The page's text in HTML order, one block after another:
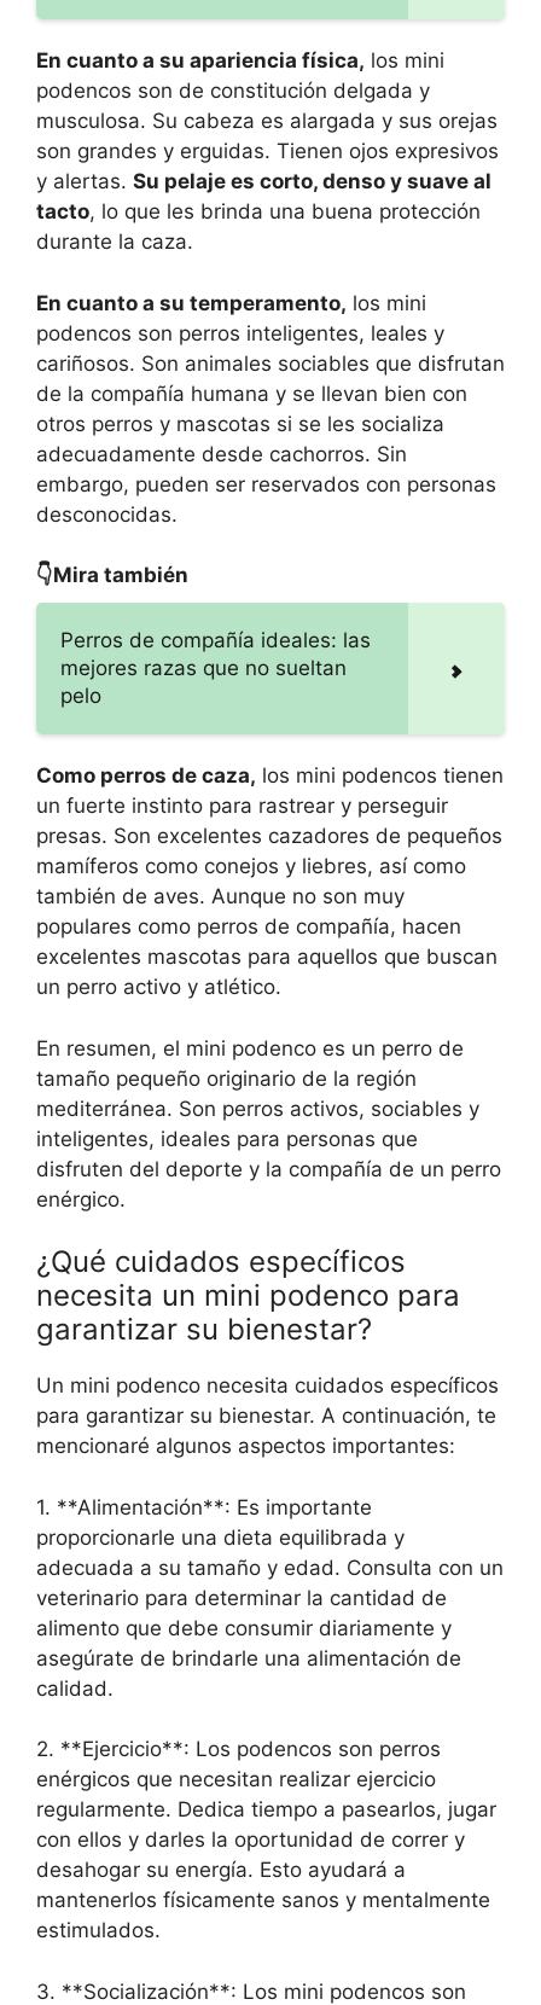
En cuanto a su apariencia física, los mini
podencos son de constitución delgada y
musculosa. Su cabeza es alargada y sus orejas
son grandes y erguidas. Tienen ojos expresivos
y alertas. Su pelaje es corto, denso y suave al
tacto, lo que les brinda una buena protección
durante la caza.
En cuanto a su temperamento, los mini
podencos son perros inteligentes, leales y
cariñosos. Son animales sociables que disfrutan
de la compañía humana y se llevan bien con
otros perros y mascotas si se les socializa
adecuadamente desde cachorros. Sin
embargo, pueden ser reservados con personas
desconocidas.
👇Mira también
Perros de compañía ideales: las
mejores razas que no sueltan
pelo
Como perros de caza, los mini podencos tienen
un fuerte instinto para rastrear y perseguir
presas. Son excelentes cazadores de pequeños
mamíferos como conejos y liebres, así como
también de aves. Aunque no son muy
populares como perros de compañía, hacen
excelentes mascotas para aquellos que buscan
un perro activo y atlético.
En resumen, el mini podenco es un perro de
tamaño pequeño originario de la región
mediterránea. Son perros activos, sociables y
inteligentes, ideales para personas que
disfruten del deporte y la compañía de un perro
enérgico.
¿Qué cuidados específicos
necesita un mini podenco para
garantizar su bienestar?
Un mini podenco necesita cuidados específicos
para garantizar su bienestar. A continuación, te
mencionaré algunos aspectos importantes:
1. **Alimentación**: Es importante
proporcionarle una dieta equilibrada y
adecuada a su tamaño y edad. Consulta con un
veterinario para determinar la cantidad de
alimento que debe consumir diariamente y
asegúrate de brindarle una alimentación de
calidad.
2. **Ejercicio**: Los podencos son perros
enérgicos que necesitan realizar ejercicio
regularmente. Dedica tiempo a pasearlos, jugar
con ellos y darles la oportunidad de correr y
desahogar su energía. Esto ayudará a
mantenerlos físicamente sanos y mentalmente
estimulados.
3. **Socialización**: Los mini podencos son